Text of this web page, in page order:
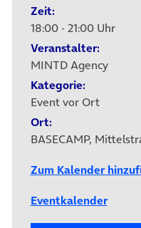
Zeit:
18:00 - 21:00 Uhr
Veranstalter:
MINTD Agency
Kategorie:
Event vor Ort
Ort:
BASECAMP,
Zum Kalender
Eventkalender